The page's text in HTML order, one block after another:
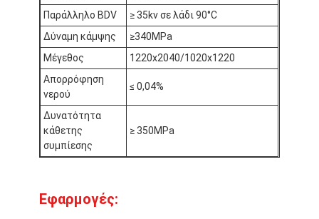
Ταινία μόνωσης υφασμάτων γυαλιού
Ανθεκτική στη θερμότητα ταινία μόνωσης
Κολλητική ταινία υφασμάτων γυαλιού
Κολλητική ταινία ταινιών Polyimide
Κολλητική ταινία φύλλων αλουμινίου αργιλίου
Αντιμέτωπο φύλλο αλουμινίου έγγραφο της Kraft
Παράλληλο BDV
≥ 35kv σε λάδι 90°C
Δύναμη κάμψης
≥340MPa
Μέγεθος
1220x2040/1020x1220
Απορρόφηση
νερού
≤ 0,04%
Δυνατότητα
κάθετης
συμπίεσης
≥ 350MPa
Εφαρμογές: